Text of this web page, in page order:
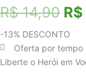
R$14,90 O
R$
-13% DESCONTO
Oferta por tempo
Liberte o Herói em